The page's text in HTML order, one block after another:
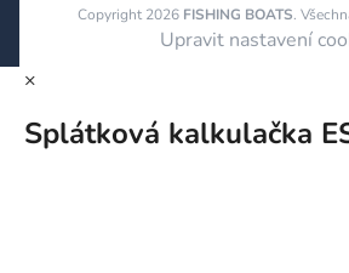
Copyright 2026 FISHING BOATS.
Upravit nastavení
×
Splátková kalkulačka